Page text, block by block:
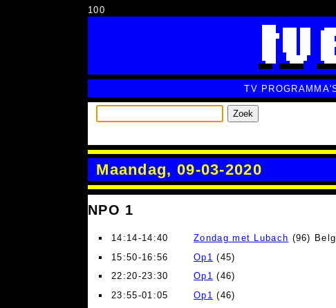
100
TV
Zoek
Maandag, 09-03-2020
NPO 1
14:14-14:40 Zondag met Lubach (96)
15:50-16:56
Op1 (45)
22:20-23:30
Op1 (46)
23:55-01:05
Op1 (46)